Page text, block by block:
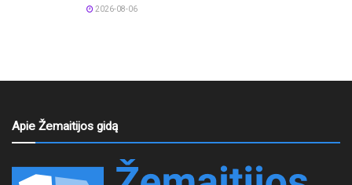
2026-08-06
Apie Žemaitijos gidą